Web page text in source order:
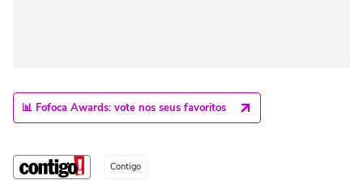
📊 Fofoca Awards: vote nos seus favoritos
Contigo